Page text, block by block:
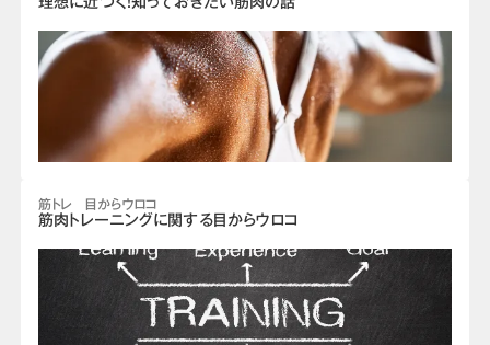
筋トレ 目からウロコ
筋肉トレーニングに関する目からウロコ